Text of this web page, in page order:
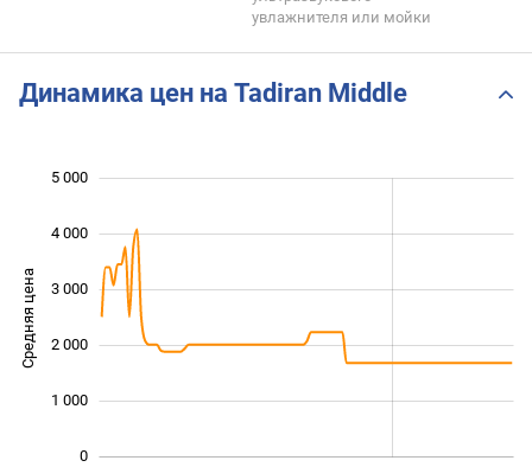
увлажнителя или мойки
Динамика цен на Tadiran Middle
Средняя цена
0
1 000
2 000
3 000
4 000
5 000